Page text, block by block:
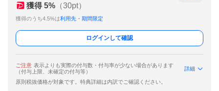
獲得 5% （30pt）
獲得のうち4.5%は利用先・期間限定
ログインして確認
ご注意 表示よりも実際の付与数・付与率が少ない場合があります
（付与上限、未確定の付与等）
詳細
原則税抜価格が対象です。特典詳細は内訳でご確認ください。